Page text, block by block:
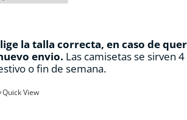
la talla correcta, en caso de
envio. Las camisetas se sirven
o fin de semana.
Quick View